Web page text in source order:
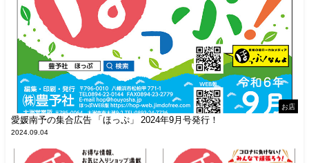
お店
愛媛南予の集合広告 「ほっぷ」 2024年9月号発行！
2024.09.04